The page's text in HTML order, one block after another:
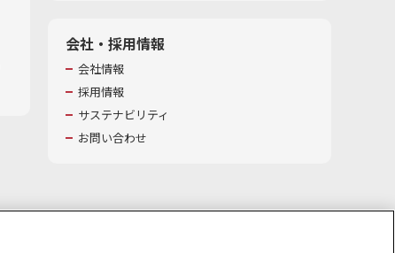
会社・採用情報
会社情報
採用情報
サステナビリティ
お問い合わせ